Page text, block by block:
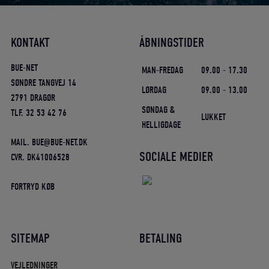
KONTAKT
BUE-NET
SØNDRE TANGVEJ 14
2791 DRAGØR
TLF. 32 53 42 76
MAIL. BUE@BUE-NET.DK
CVR. DK41006528
FORTRYD KØB
ÅBNINGSTIDER
MAN-FREDAG
09.00 - 17.30
LØRDAG
09.00 - 13.00
SØNDAG &
HELLIGDAGE
LUKKET
SOCIALE MEDIER
SITEMAP
VEJLEDNINGER
BETALING